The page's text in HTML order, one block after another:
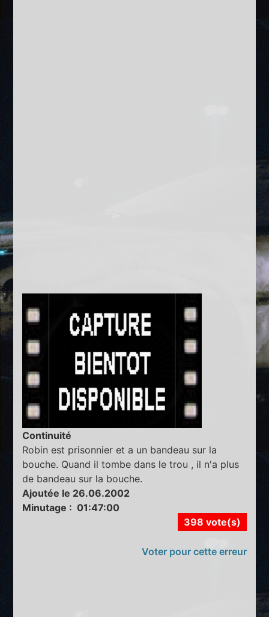
Continuité
Robin est prisonnier et a un bandeau sur la
bouche. Quand il tombe dans le trou , il n'a plus
de bandeau sur la bouche.
Ajoutée le 26.06.2002
Minutage : 01:47:00
398 vote(s)
Voter pour cette erreur